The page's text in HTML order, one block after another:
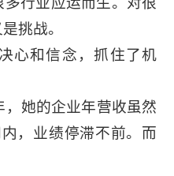
挑战。
和信念，抓住了机
她的企业年营收虽然
，业绩停滞不前。而